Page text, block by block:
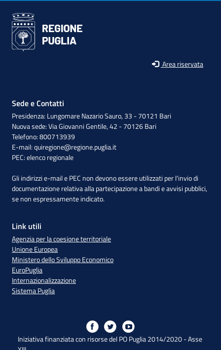
Area riservata
Sede e Contatti
Presidenza: Lungomare Nazario Sauro, 33 - 70121 Bari
Nuova sede: Via Giovanni Gentile, 42 - 70126 Bari
Telefono: 800713939
E-mail:quiregione@regione.puglia.it
PEC:elenco regionale
Gli indirizzi e-mail e PEC non devono essere utilizzati per l'invio di
documentazione relativa alla partecipazione a bandi e avvisi pubblici,
se non espressamente indicato.
Link utili
Agenzia per la coesione territoriale
Unione Europea
Ministero dello Sviluppo Economico
EuroPuglia
Internazionalizzazione
Sistema Puglia
Iniziativa finanziata con risorse del PO Puglia 2014/2020 - Asse